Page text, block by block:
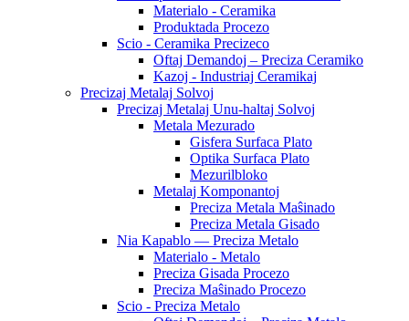
Materialo - Ceramika
Produktada Procezo
Scio - Ceramika Precizeco
Oftaj Demandoj – Preciza Ceramiko
Kazoj - Industriaj Ceramikaj
Precizaj Metalaj Solvoj
Precizaj Metalaj Unu-haltaj Solvoj
Metala Mezurado
Gisfera Surfaca Plato
Optika Surfaca Plato
Mezurilbloko
Metalaj Komponantoj
Preciza Metala Maŝinado
Preciza Metala Gisado
Nia Kapablo — Preciza Metalo
Materialo - Metalo
Preciza Gisada Procezo
Preciza Maŝinado Procezo
Scio - Preciza Metalo